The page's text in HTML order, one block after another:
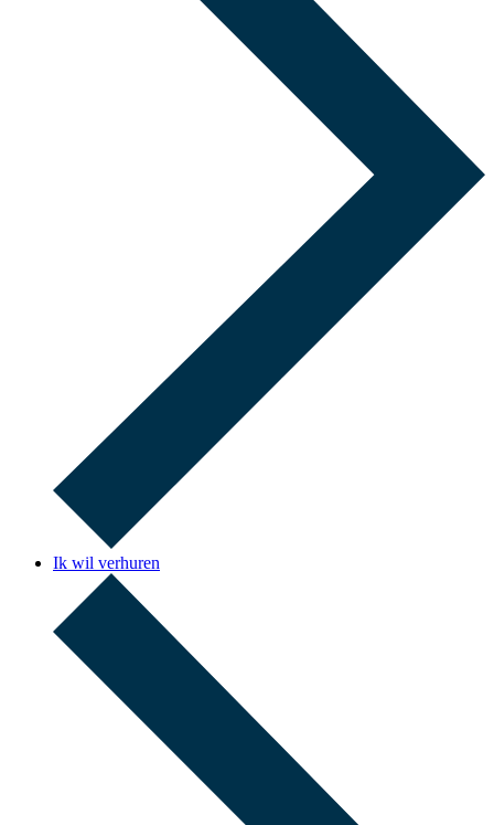
Ik wil verhuren